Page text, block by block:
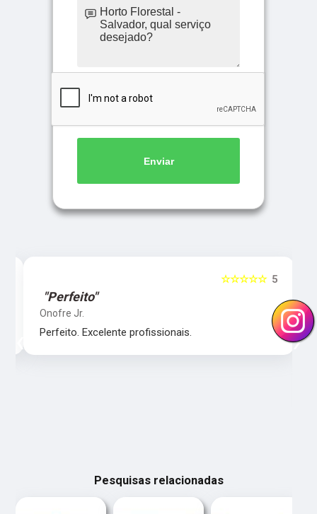
Enviar
5
☆☆☆☆☆
"Perfeito"
Onofre Jr.
Perfeito. Excelente profissionais.
‹ ›
Pesquisas relacionadas